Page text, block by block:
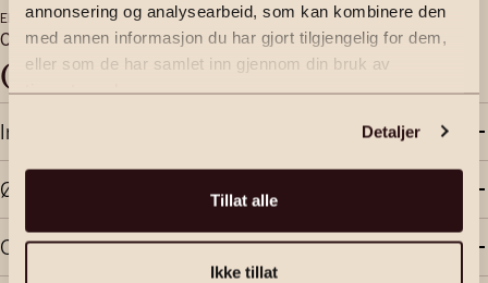
annonsering og analysearbeid, som kan kombinere den
med annen informasjon du har gjort tilgjengelig for dem,
eller som de har samlet inn gjennom din bruk av
tjenestene deres.
Detaljer
Tillat alle
Ikke tillat
ENERGIMERKING
C - Grønn
HEIS
Ja
Objektbeskrivelse
Innhold og standard
Økonomi
Område